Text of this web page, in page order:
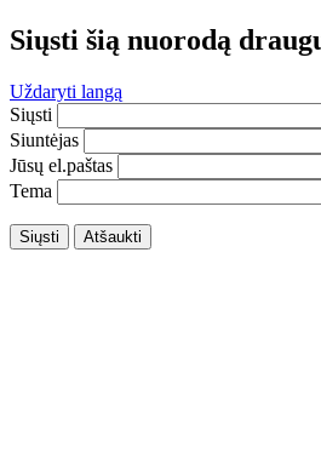
Siųsti šią nuorodą
Uždaryti langą
Siųsti
Siuntėjas
Jūsų el.paštas
Tema
Siųsti Atšaukti